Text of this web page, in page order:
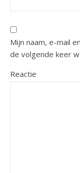
Mijn naam, e-mail
de volgende keer
Reactie